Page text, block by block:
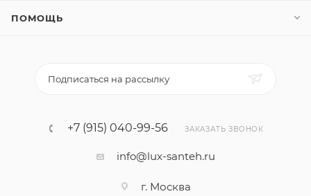
ПОМОЩЬ
Подписаться на рассылку
+7 (915) 040-99-56 ЗАКАЗАТЬ ЗВОНОК
info@lux-santeh.ru
г. Москва